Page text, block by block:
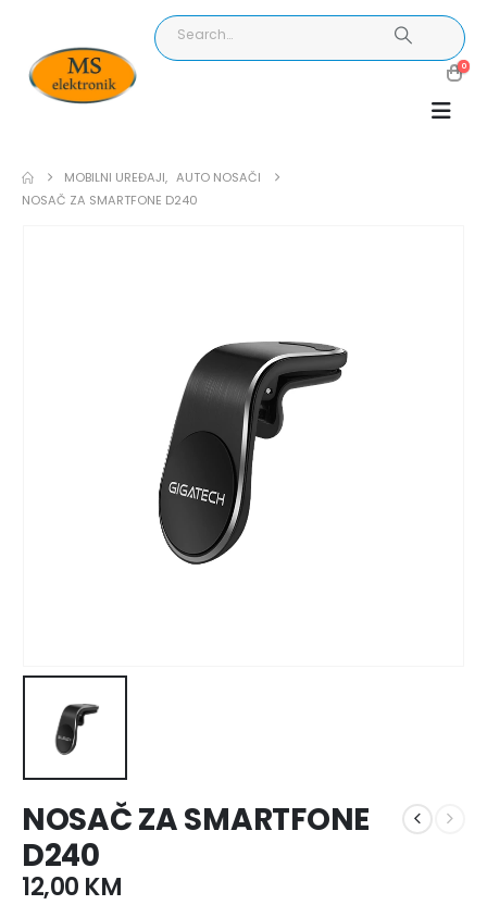
0
MOBILNI UREĐAJI, AUTO NOSAČI
NOSAČ ZA SMARTFONE D240
NOSAČ ZA SMARTFONE
D240
12,00 KM